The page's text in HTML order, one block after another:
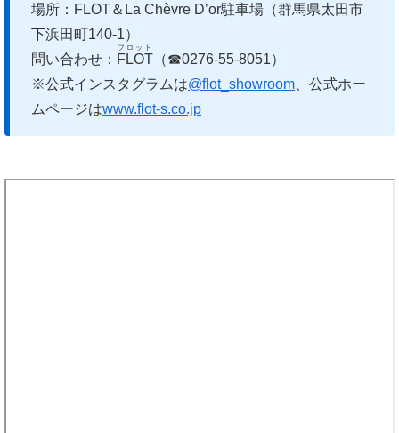
場所：FLOT＆La Chèvre D’or駐車場（群馬県太田市
下浜田町140-1）
問い合わせ： FLOT
フロット
（☎0276-55-8051）
※公式インスタグラムは@flot_showroom 、公式ホー
ムページはwww.flot-s.co.jp